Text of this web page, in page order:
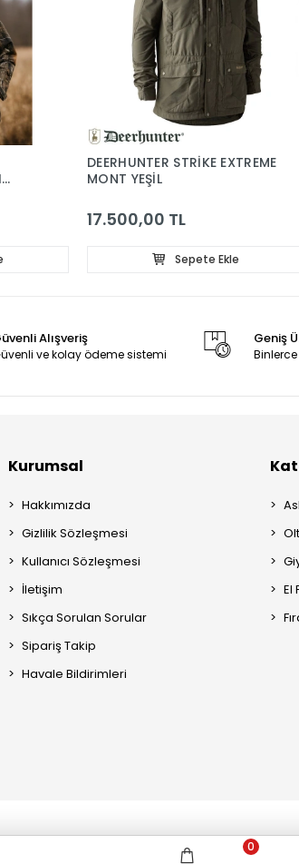
DEERHUNTER STRİKE EXTREME
MONT YEŞİL
17.500,00 TL
Sepete Ekle
Alışveriş
ve kolay ödeme sistemi
Geniş
Kurumsal
Hakkımızda
Gizlilik Sözleşmesi
Kullanıcı Sözleşmesi
İletişim
Sıkça Sorulan Sorular
Sipariş Takip
Havale Bildirimleri
El
0